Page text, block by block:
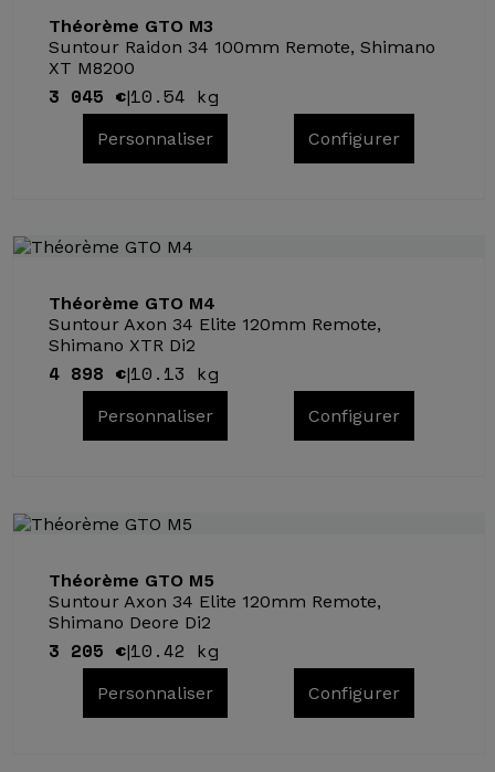
Théorème GTO M3
Suntour Raidon 34 100mm Remote, Shimano
XT M8200
3 045 €|10.54 kg
Personnaliser Configurer
Théorème GTO M4
Suntour Axon 34 Elite 120mm Remote,
Shimano XTR Di2
4 898 €|10.13 kg
Personnaliser Configurer
Théorème GTO M5
Suntour Axon 34 Elite 120mm Remote,
Shimano Deore Di2
3 205 €|10.42 kg
Personnaliser Configurer